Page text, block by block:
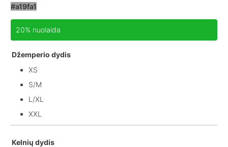
#a19fa1
20% nuolaida
Džemperio dydis
XS
S/M
L/XL
XXL
Kelnių dydis